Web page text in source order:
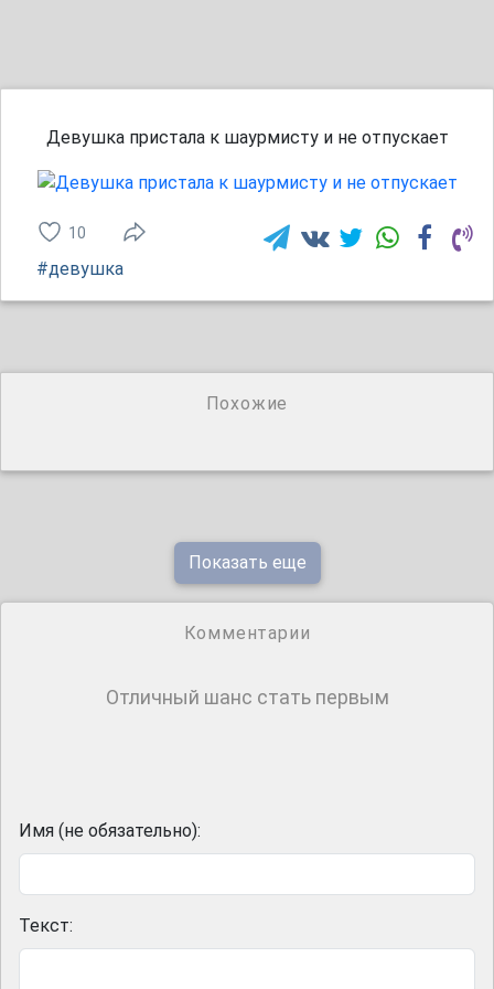
Девушка пристала к шаурмисту и не отпускает
10
#девушка
Похожие
Показать еще
Комментарии
Отличный шанс стать первым
Имя (не обязательно):
Текст: